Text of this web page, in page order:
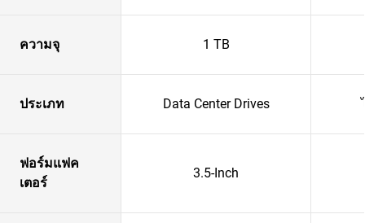
ความจุ 1 TB
ประเภท Data Center Drives
ฟอร์มแฟค
เตอร์
3.5-Inch